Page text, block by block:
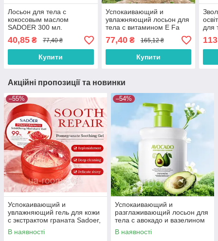
Лосьон для тела с
кокосовым маслом
SADOER 300 мл.
40,85 ₴ 77,40 ₴
Купити
Успокаивающий и
увлажняющий лосьон для
тела с витамином Е Fa
Yan Kou ,500мл.
77,40₴ 165,12 ₴
Купити
для
Акційні пропозиції та новинки
–55%
Успокаивающий и
увлажняющий гель для кожи
с экстрактом граната Sadoer,
300 г.
В наявності
–54%
Успокаивающий и
разглаживающий лосьон для
тела с авокадо и вазелином
FAYANKOU, 380 мл.
В наявності